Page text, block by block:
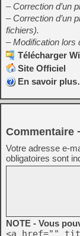
– Correction d’un
– Correction d’un
fichiers).
– Modification lors
Télécharger
Site Officiel
En savoir
Commentaire
Votre adresse e-
obligatoires sont
NOTE - Vous
<a href=""